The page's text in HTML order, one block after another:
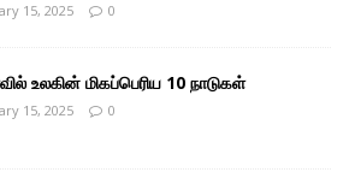
15, 2025 0
உலகின் மிகப்பெரிய 10 நாடுகள்
15, 2025 0